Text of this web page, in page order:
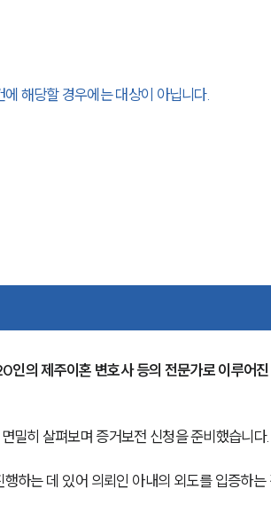
해당할 경우에는 대상이 아닙니다.
의 제주이혼 변호사 등의 전문가로 이루어
밀히 살펴보며 증거보전 신청을 준비했습니다.
하는 데 있어 의뢰인 아내의 외도를 입증하는